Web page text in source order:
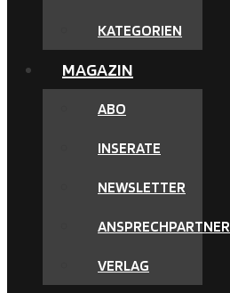
KATEGORIEN
MAGAZIN
ABO
INSERATE
NEWSLETTER
ANSPRECHPARTNER
VERLAG